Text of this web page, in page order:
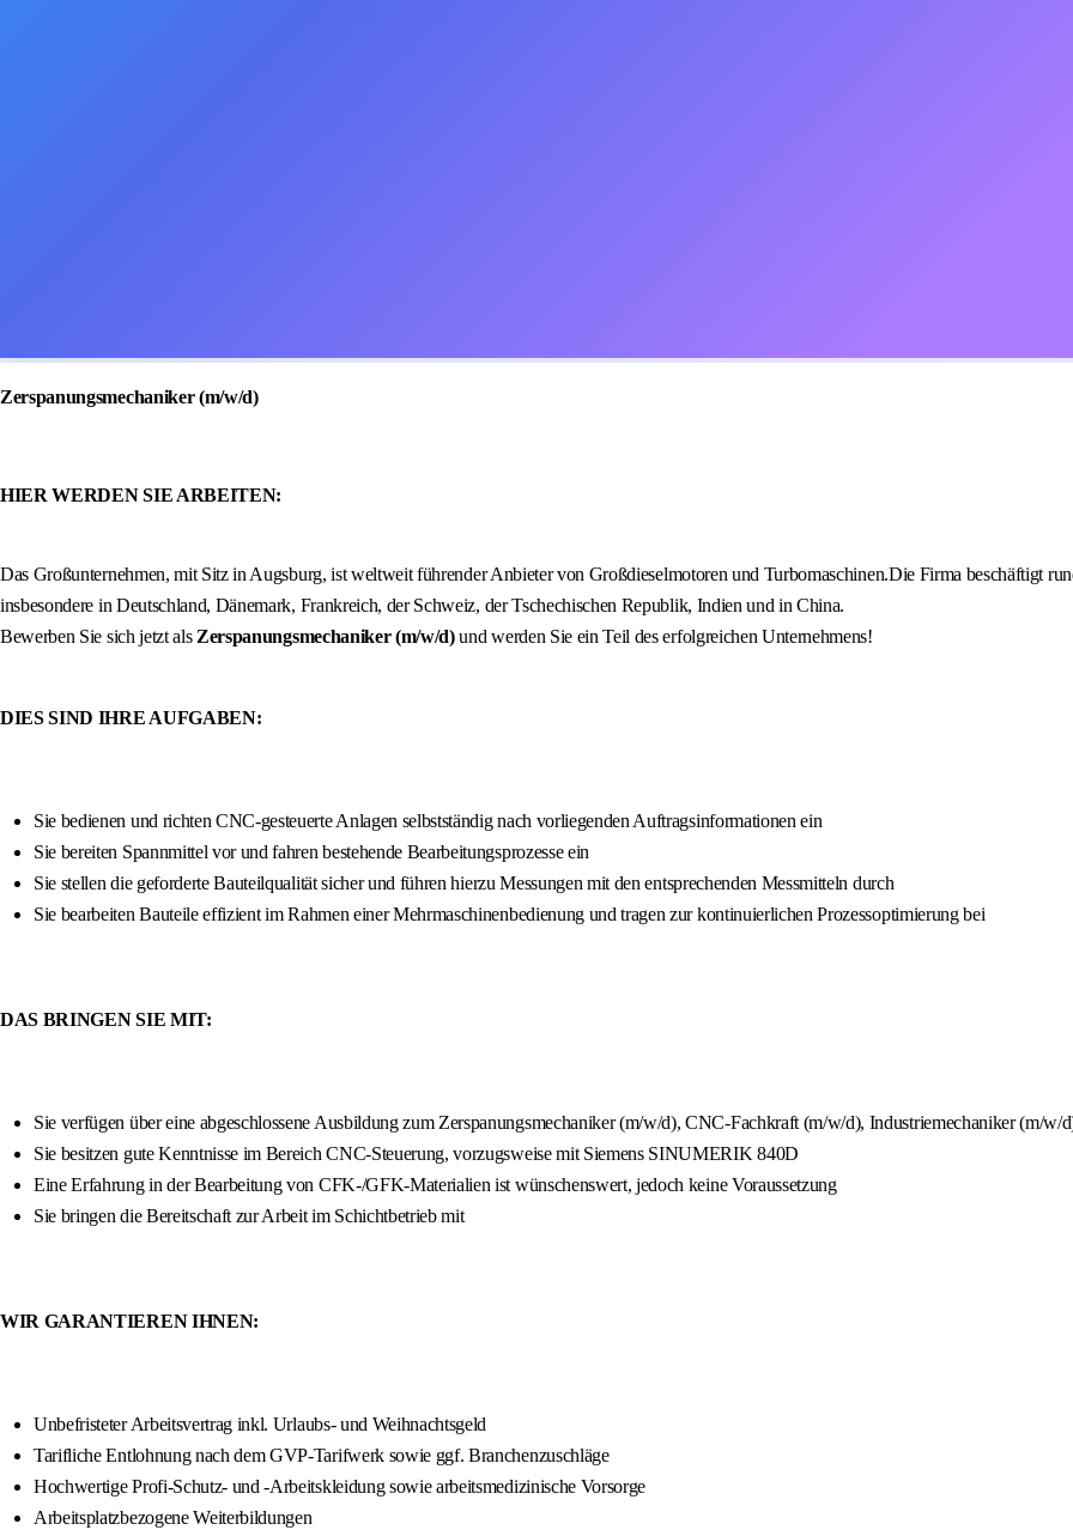
Zerspanungsmechaniker (m/w/d)
HIER WERDEN SIE ARBEITEN:
Das Großunternehmen, mit Sitz in Augsburg, ist weltweit führender Anbieter von Großdieselmotoren und Turbomaschinen.Die Firma beschäftigt
insbesondere in Deutschland, Dänemark, Frankreich, der Schweiz, der Tschechischen Republik, Indien und in China.
Bewerben Sie sich jetzt als Zerspanungsmechaniker (m/w/d)und werden Sie ein Teil des erfolgreichen Unternehmens!
DIES SIND IHRE AUFGABEN:
Sie bedienen und richten CNC-gesteuerte Anlagen selbstständig nach vorliegenden Auftragsinformationen ein
Sie bereiten Spannmittel vor und fahren bestehende Bearbeitungsprozesse ein
Sie stellen die geforderte Bauteilqualität sicher und führen hierzu Messungen mit den entsprechenden Messmitteln durch
Sie bearbeiten Bauteile effizient im Rahmen einer Mehrmaschinenbedienung und tragen zur kontinuierlichen Prozessoptimierung bei
DAS BRINGEN SIE MIT:
Sie verfügen über eine abgeschlossene Ausbildung zum Zerspanungsmechaniker (m/w/d), CNC-Fachkraft (m/w/d), Industriemechaniker (m/
Sie besitzen gute Kenntnisse im Bereich CNC-Steuerung, vorzugsweise mit Siemens SINUMERIK 840D
Eine Erfahrung in der Bearbeitung von CFK-/GFK-Materialien ist wünschenswert, jedoch keine Voraussetzung
Sie bringen die Bereitschaft zur Arbeit im Schichtbetrieb mit
WIR GARANTIEREN IHNEN:
Unbefristeter Arbeitsvertrag inkl. Urlaubs- und Weihnachtsgeld
Tarifliche Entlohnung nach dem GVP-Tarifwerk sowie ggf. Branchenzuschläge
Hochwertige Profi-Schutz- und -Arbeitskleidung sowie arbeitsmedizinische Vorsorge
Arbeitsplatzbezogene Weiterbildungen